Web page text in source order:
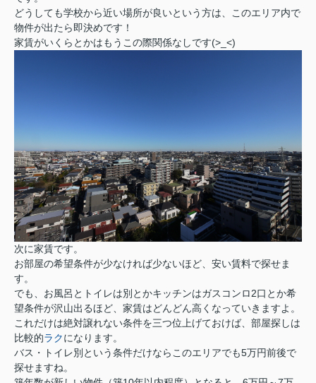
どうしても学校から近い場所が良いという方は、このエリア内で
物件が出たら即決めです！
家賃がいくらとかはもうこの際関係なしです(>_<)
次に家賃です。
お部屋の希望条件が少なければ少ないほど、安い賃料で探せま
す。
でも、お風呂とトイレは別とかキッチンはガスコンロ2口とか希
望条件が沢山出るほど、家賃はどんどん高くなっていきますよ。
これだけは絶対譲れない条件を三つ位上げておけば、部屋探しは
比較的ラクになります。
バス・トイレ別という条件だけならこのエリアでも5万円前後で
探せますね。